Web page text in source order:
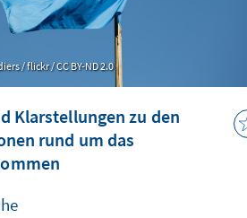
/ flickr / CC BY-ND 2.0
Klarstellungen zu den
rund um das